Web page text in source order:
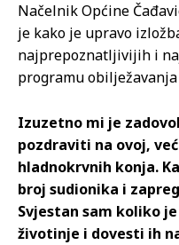
Načelnik Općine
je kako je upravo
najprepoznatljivijih i
programu
Izuzetno mi je
pozdraviti na ovoj,
hladnokrvnih konja.
broj sudionika i
Svjestan sam koliko
životinje i dovesti ih